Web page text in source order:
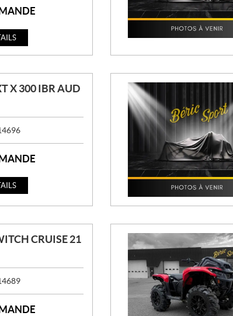
X 300 IBR AUD
CRUISE 21